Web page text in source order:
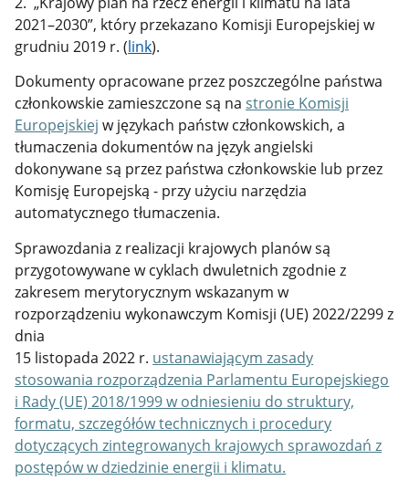
2021–2030”, który przekazano Komisji Europejskiej w
grudniu 2019 r. (link).
Dokumenty opracowane przez poszczególne państwa
członkowskie zamieszczone są nastronie Komisji
Europejskiej w językach państw członkowskich, a
tłumaczenia dokumentów na język angielski
dokonywane są przez państwa członkowskie lub przez
Komisję Europejską - przy użyciu narzędzia
automatycznego tłumaczenia.
Sprawozdania z realizacji krajowych planów są
przygotowywane w cyklach dwuletnich zgodnie z
zakresem merytorycznym wskazanym w
rozporządzeniu wykonawczym Komisji (UE) 2022/2299 z
dnia
15 listopada 2022 r. ustanawiającym zasady
stosowania rozporządzenia Parlamentu Europejskiego
i Rady (UE) 2018/1999 w odniesieniu do struktury,
formatu, szczegółów technicznych i procedury
dotyczących zintegrowanych krajowych sprawozdań z
postępów w dziedzinie energii i klimatu.